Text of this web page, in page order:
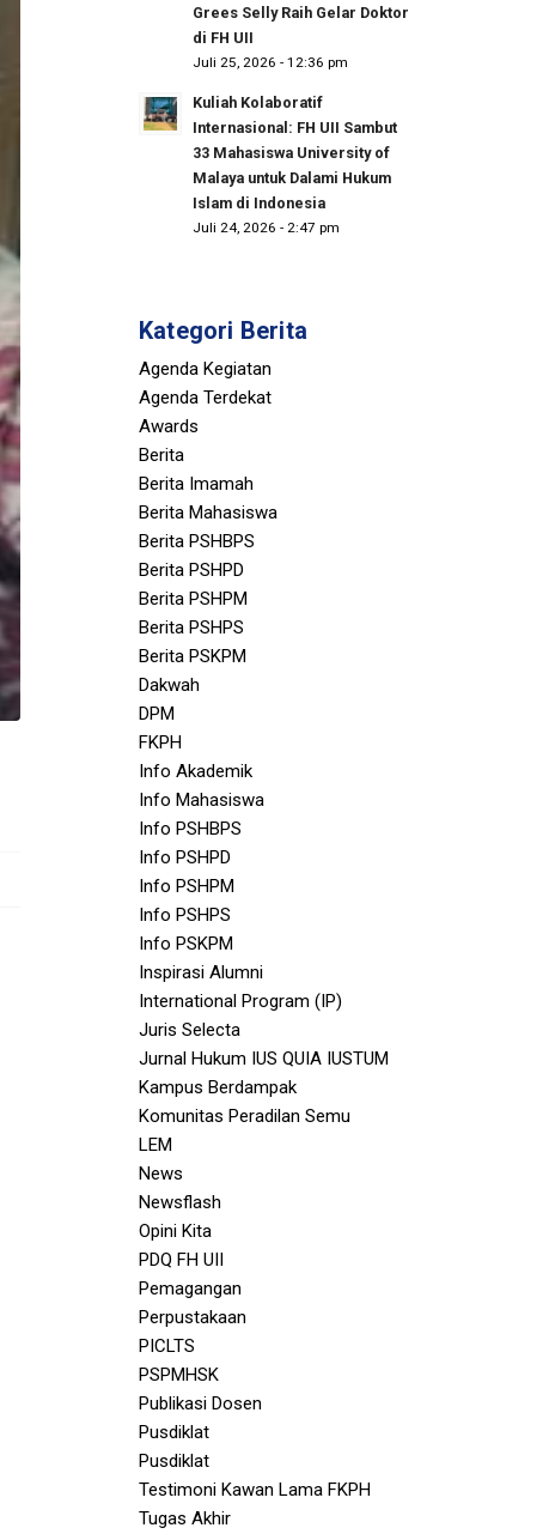
Grees Selly Raih Gelar Doktor
di FH UII
Juli 25, 2026 - 12:36 pm
Kuliah Kolaboratif
Internasional: FH UII Sambut
33 Mahasiswa University of
Malaya untuk Dalami Hukum
Islam di Indonesia
Juli 24, 2026 - 2:47 pm
Kategori Berita
Agenda Kegiatan
Agenda Terdekat
Awards
Berita
Berita Imamah
Berita Mahasiswa
Berita PSHBPS
Berita PSHPD
Berita PSHPM
Berita PSHPS
Berita PSKPM
Dakwah
DPM
FKPH
Info Akademik
Info Mahasiswa
Info PSHBPS
Info PSHPD
Info PSHPM
Info PSHPS
Info PSKPM
Inspirasi Alumni
International Program (IP)
Juris Selecta
Jurnal Hukum IUS QUIA IUSTUM
Kampus Berdampak
Komunitas Peradilan Semu
LEM
News
Newsflash
Opini Kita
PDQ FH UII
Pemagangan
Perpustakaan
PICLTS
PSPMHSK
Publikasi Dosen
Pusdiklat
Pusdiklat
Testimoni Kawan Lama FKPH
Tugas Akhir